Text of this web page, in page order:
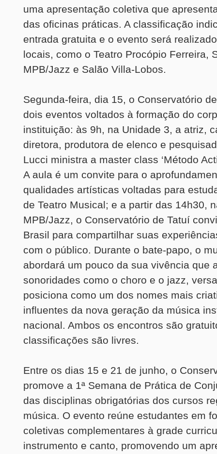
uma apresentação coletiva que
das oficinas práticas. A classificação
entrada gratuita e o evento será
locais, como o Teatro Procópio Ferreira,
MPB/Jazz e Salão Villa-Lobos.
Segunda-feira, dia 15, o Conservatório
dois eventos voltados à formação do
instituição: às 9h, na Unidade 3, a atriz,
diretora, produtora de elenco e
Lucci ministra a master class ‘Método
A aula é um convite para o
qualidades artísticas voltadas para
de Teatro Musical; e a partir das 14h30,
MPB/Jazz, o Conservatório de Tatuí
Brasil para compartilhar suas
com o público. Durante o bate-papo, o
abordará um pouco da sua vivência que
sonoridades como o choro e o jazz,
posiciona como um dos nomes mais
influentes da nova geração da música
nacional. Ambos os encontros são
classificações são livres.
Entre os dias 15 e 21 de junho, o
promove a 1ª Semana de Prática de
das disciplinas obrigatórias dos cursos
música. O evento reúne estudantes em
coletivas complementares à grade
instrumento e canto, promovendo um